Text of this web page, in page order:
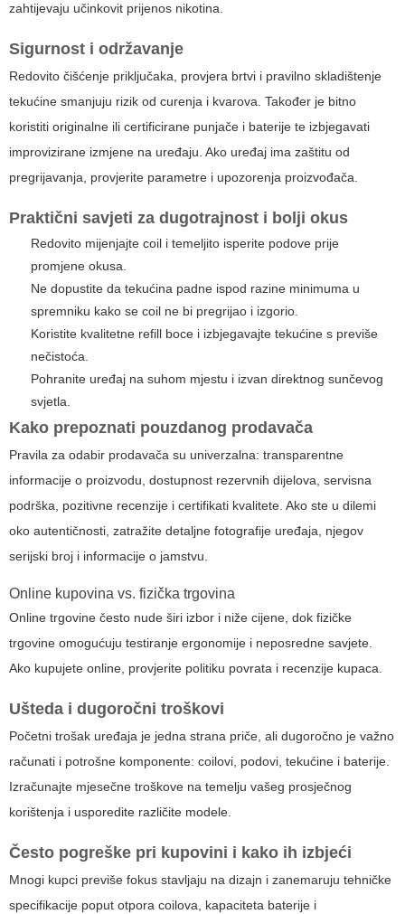
zahtijevaju učinkovit prijenos nikotina.
Sigurnost i održavanje
Redovito čišćenje priključaka, provjera brtvi i pravilno skladištenje
tekućine smanjuju rizik od curenja i kvarova. Također je bitno
koristiti originalne ili certificirane punjače i baterije te izbjegavati
improvizirane izmjene na uređaju. Ako uređaj ima zaštitu od
pregrijavanja, provjerite parametre i upozorenja proizvođača.
Praktični savjeti za dugotrajnost i bolji okus
Redovito mijenjajte coil i temeljito isperite podove prije
promjene okusa.
Ne dopustite da tekućina padne ispod razine minimuma u
spremniku kako se coil ne bi pregrijao i izgorio.
Koristite kvalitetne refill boce i izbjegavajte tekućine s previše
nečistoća.
Pohranite uređaj na suhom mjestu i izvan direktnog sunčevog
svjetla.
Kako prepoznati pouzdanog prodavača
Pravila za odabir prodavača su univerzalna: transparentne
informacije o proizvodu, dostupnost rezervnih dijelova, servisna
podrška, pozitivne recenzije i certifikati kvalitete. Ako ste u dilemi
oko autentičnosti, zatražite detaljne fotografije uređaja, njegov
serijski broj i informacije o jamstvu.
Online kupovina vs. fizička trgovina
Online trgovine često nude širi izbor i niže cijene, dok fizičke
trgovine omogućuju testiranje ergonomije i neposredne savjete.
Ako kupujete online, provjerite politiku povrata i recenzije kupaca.
Ušteda i dugoročni troškovi
Početni trošak uređaja je jedna strana priče, ali dugoročno je važno
računati i potrošne komponente: coilovi, podovi, tekućine i baterije.
Izračunajte mjesečne troškove na temelju vašeg prosječnog
korištenja i usporedite različite modele.
Često pogreške pri kupovini i kako ih izbjeći
Mnogi kupci previše fokus stavljaju na dizajn i zanemaruju tehničke
specifikacije poput otpora coilova, kapaciteta baterije i